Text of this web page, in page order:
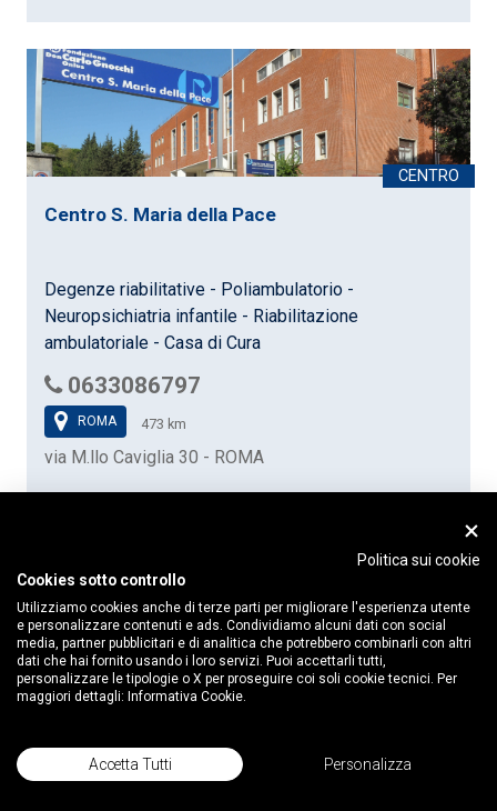
Centro S. Maria della Pace
Degenze riabilitative - Poliambulatorio -
Neuropsichiatria infantile - Riabilitazione
ambulatoriale - Casa di Cura
0633086797
ROMA 473 km
via M.llo Caviglia 30 - ROMA
Centro S. Maria al Mare
Riabilitazione ambulatoriale e domiciliare -
Politica sui cookie
Cookies sotto controllo
Utilizziamo cookies anche di terze parti per migliorare l'esperienza utente
e personalizzare contenuti e ads. Condividiamo alcuni dati con social
media, partner pubblicitari e di analitica che potrebbero combinarli con altri
dati che hai fornito usando i loro servizi. Puoi accettarli tutti,
personalizzare le tipologie o X per proseguire coi soli cookie tecnici. Per
maggiori dettagli: Informativa Cookie.
Accetta Tutti Personalizza